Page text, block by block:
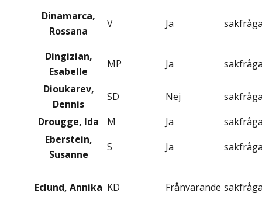
Dinamarca,
Rossana
V Ja
Dingizian,
Esabelle
MP Ja
Dioukarev,
Dennis
SD Nej
Drougge, Ida
M Ja
Eberstein,
Susanne
S Ja
Eclund, Annika KD Frånvarande